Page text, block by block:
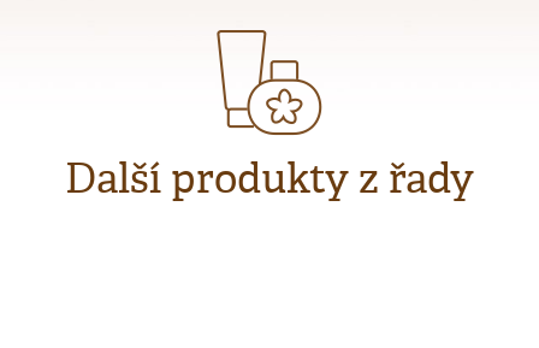
Další produkty z řady